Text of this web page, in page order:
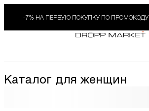
-7% НА ПЕРВУЮ ПОКУПКУ ПО ПРОМОКОДУ
Каталог для женщин